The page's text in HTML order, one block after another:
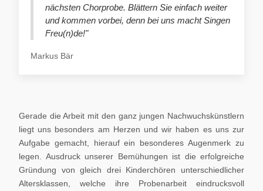
nächsten Chorprobe. Blättern Sie einfach weiter
und kommen vorbei, denn bei uns macht Singen
Freu(n)de!"
Markus Bär
Gerade die Arbeit mit den ganz jungen Nachwuchskünstlern
liegt uns besonders am Herzen und wir haben es uns zur
Aufgabe gemacht, hierauf ein besonderes Augenmerk zu
legen. Ausdruck unserer Bemühungen ist die erfolgreiche
Gründung von gleich drei Kinderchören unterschiedlicher
Altersklassen, welche ihre Probenarbeit eindrucksvoll